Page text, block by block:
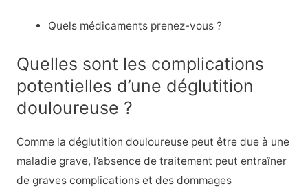
Quels médicaments prenez-vous ?
Quelles sont les complications
potentielles d’une déglutition
douloureuse ?
Comme la déglutition douloureuse peut être due à une
maladie grave, l’absence de traitement peut entraîner
de graves complications et des dommages